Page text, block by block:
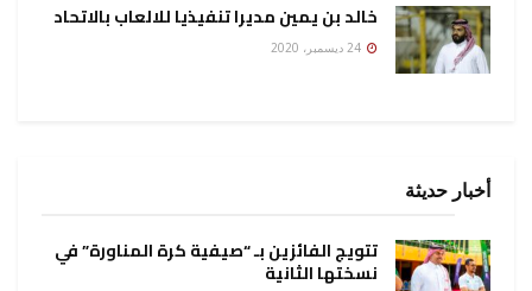
خالد بن يمين مديرا تنفيذيا للالعاب بالاتحاد
أخبار حديثة
تتويج الفائزين بـ “صيفية كرة المناورة” في
نسختها الثانية